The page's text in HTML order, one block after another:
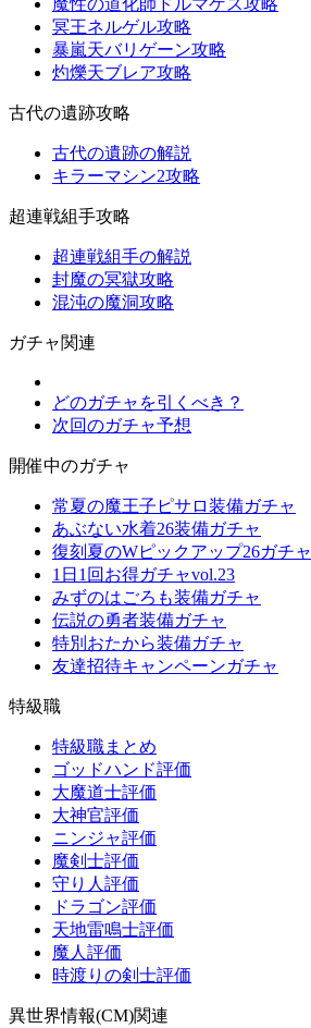
魔性の道化師ドルマゲス攻略
冥王ネルゲル攻略
暴嵐天バリゲーン攻略
灼爍天ブレア攻略
古代の遺跡攻略
古代の遺跡の解説
キラーマシン2攻略
超連戦組手攻略
超連戦組手の解説
封魔の冥獄攻略
混沌の魔洞攻略
ガチャ関連
どのガチャを引くべき？
次回のガチャ予想
開催中のガチャ
常夏の魔王子ピサロ装備ガチャ
あぶない水着26装備ガチャ
復刻夏のWピックアップ26ガチャ
1日1回お得ガチャvol.23
みずのはごろも装備ガチャ
伝説の勇者装備ガチャ
特別おたから装備ガチャ
友達招待キャンペーンガチャ
特級職
特級職まとめ
ゴッドハンド評価
大魔道士評価
大神官評価
ニンジャ評価
魔剣士評価
守り人評価
ドラゴン評価
天地雷鳴士評価
魔人評価
時渡りの剣士評価
異世界情報(CM)関連